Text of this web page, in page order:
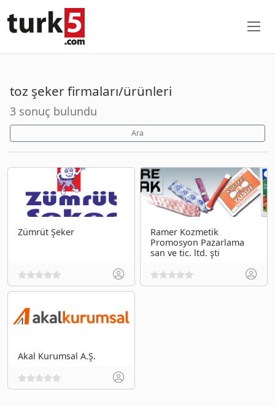
toz şeker firmaları/ürünleri
3 sonuç bulundu
Ara
Zümrüt Şeker
Ramer Kozmetik
Promosyon Pazarlama
san ve tic. ltd. şti
Akal Kurumsal A.Ş.